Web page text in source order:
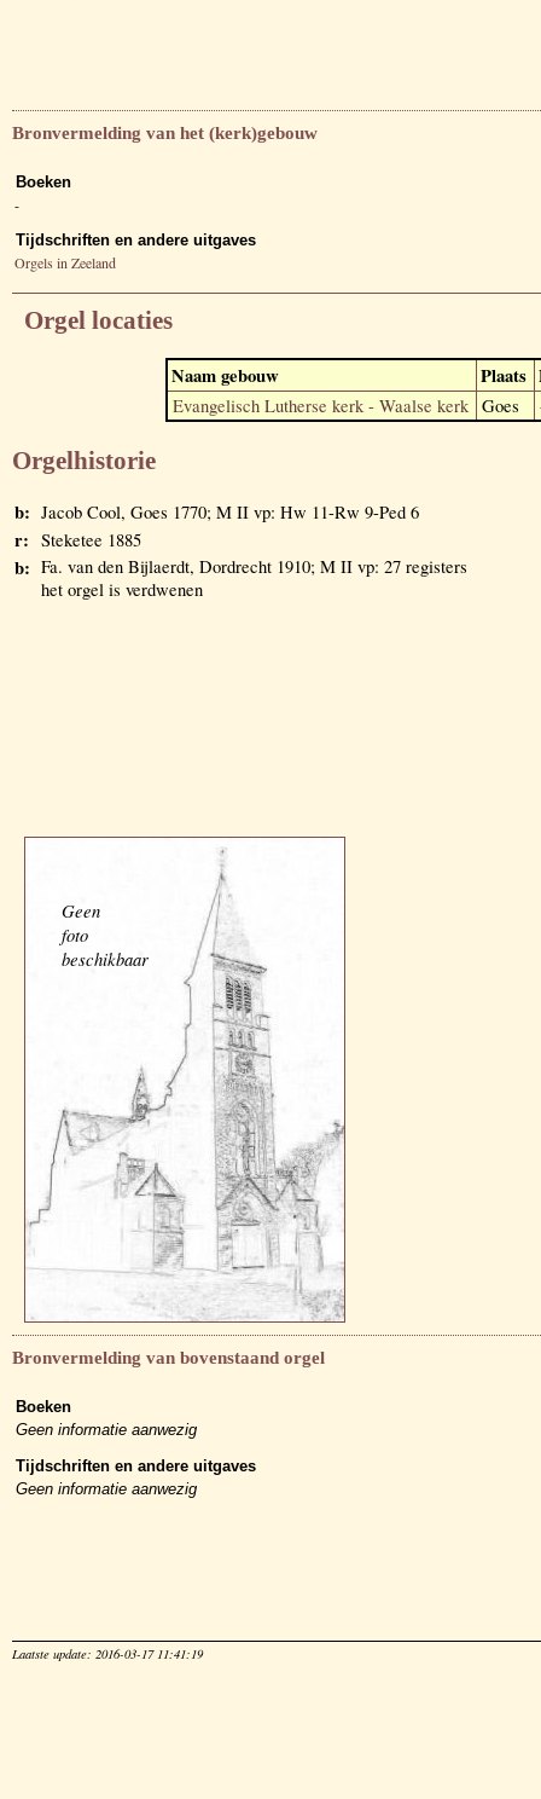
Bronvermelding van het (kerk)gebouw
Boeken
-
Tijdschriften en andere uitgaves
Orgels in Zeeland
Orgel locaties
Naam gebouw Plaats
Evangelisch Lutherse kerk - Waalse kerk Goes
Orgelhistorie
b: Jacob Cool, Goes 1770; M II vp: Hw 11-Rw 9-Ped 6
r: Steketee 1885
b: Fa. van den Bijlaerdt, Dordrecht 1910; M II vp: 27 registers
het orgel is verdwenen
Geen
foto
beschikbaar
Bronvermelding van bovenstaand orgel
Boeken
Geen informatie aanwezig
Tijdschriften en andere uitgaves
Geen informatie aanwezig
Laatste update: 2016-03-17 11:41:19